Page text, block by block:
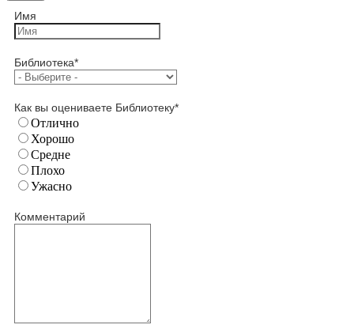
Имя
Библиотека*
Как вы оцениваете Библиотеку*
Отлично
Хорошо
Средне
Плохо
Ужасно
Комментарий